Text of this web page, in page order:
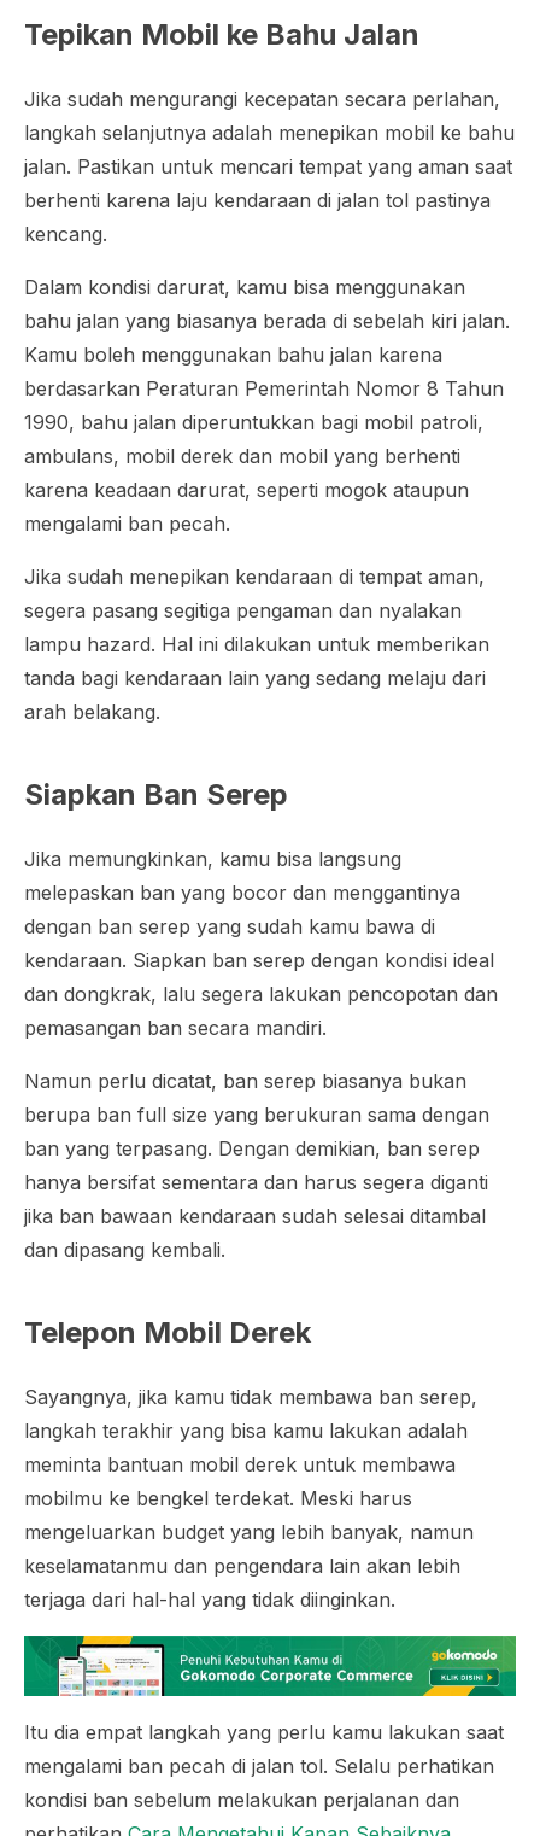
Tepikan Mobil ke Bahu Jalan
Jika sudah mengurangi kecepatan secara perlahan,
langkah selanjutnya adalah menepikan mobil ke bahu
jalan. Pastikan untuk mencari tempat yang aman saat
berhenti karena laju kendaraan di jalan tol pastinya
kencang.
Dalam kondisi darurat, kamu bisa menggunakan
bahu jalan yang biasanya berada di sebelah kiri jalan.
Kamu boleh menggunakan bahu jalan karena
berdasarkan Peraturan Pemerintah Nomor 8 Tahun
1990, bahu jalan diperuntukkan bagi mobil patroli,
ambulans, mobil derek dan mobil yang berhenti
karena keadaan darurat, seperti mogok ataupun
mengalami ban pecah.
Jika sudah menepikan kendaraan di tempat aman,
segera pasang segitiga pengaman dan nyalakan
lampu hazard. Hal ini dilakukan untuk memberikan
tanda bagi kendaraan lain yang sedang melaju dari
arah belakang.
Siapkan Ban Serep
Jika memungkinkan, kamu bisa langsung
melepaskan ban yang bocor dan menggantinya
dengan ban serep yang sudah kamu bawa di
kendaraan. Siapkan ban serep dengan kondisi ideal
dan dongkrak, lalu segera lakukan pencopotan dan
pemasangan ban secara mandiri.
Namun perlu dicatat, ban serep biasanya bukan
berupa ban full size yang berukuran sama dengan
ban yang terpasang. Dengan demikian, ban serep
hanya bersifat sementara dan harus segera diganti
jika ban bawaan kendaraan sudah selesai ditambal
dan dipasang kembali.
Telepon Mobil Derek
Sayangnya, jika kamu tidak membawa ban serep,
langkah terakhir yang bisa kamu lakukan adalah
meminta bantuan mobil derek untuk membawa
mobilmu ke bengkel terdekat. Meski harus
mengeluarkan budget yang lebih banyak, namun
keselamatanmu dan pengendara lain akan lebih
terjaga dari hal-hal yang tidak diinginkan.
Itu dia empat langkah yang perlu kamu lakukan saat
mengalami ban pecah di jalan tol. Selalu perhatikan
kondisi ban sebelum melakukan perjalanan dan